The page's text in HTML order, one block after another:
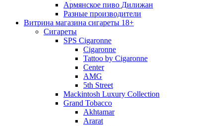
Армянское пиво Дилижан
Разные производители
Витрина магазина сигареты 18+
Cигареты
SPS Cigaronne
Сigaronne
Tattoo by Cigaronne
Center
AMG
5th Street
Mackintosh Luxury Collection
Grand Tobacco
Akhtamar
Ararat